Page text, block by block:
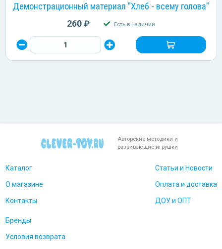
Демонстрационный материал "Хлеб - всему голова"
260 ₽ Есть в наличии
Авторские методики и
развивающие игрушки
Каталог
О магазине
Контакты
Статьи и Новости
Оплата и доставка
ДОУ и ОПТ
Бренды
Условия возврата